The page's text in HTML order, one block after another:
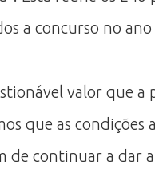
a concurso no
valor que a
que as condições
de continuar a dar